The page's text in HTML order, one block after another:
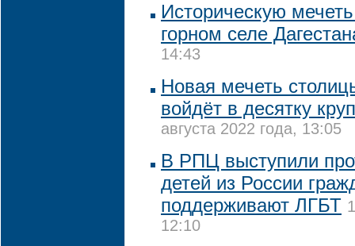
Историческую
горном селе
14:43
Новая мечеть
войдёт в десятку
августа 2022 года, 13:05
В РПЦ выступили
детей из России
поддерживают ЛГБТ
12:10